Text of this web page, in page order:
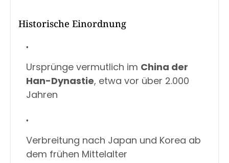
Historische Einordnung
Ursprünge vermutlich im China der
Han-Dynastie, etwa vor über 2.000
Jahren
Verbreitung nach Japan und Korea ab
dem frühen Mittelalter